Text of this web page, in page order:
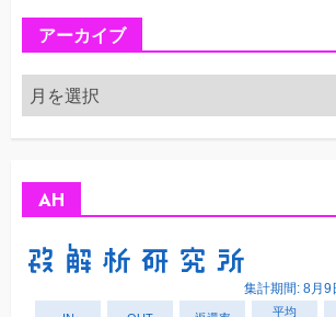
アーカイブ
ア
ー
カ
AH